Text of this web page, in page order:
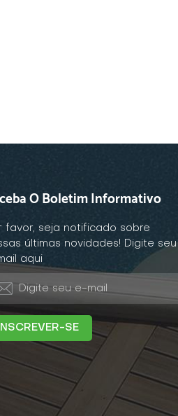
O Boletim Informativo
favor, seja notificado sobre
últimas novidades! Digite seu
aqui